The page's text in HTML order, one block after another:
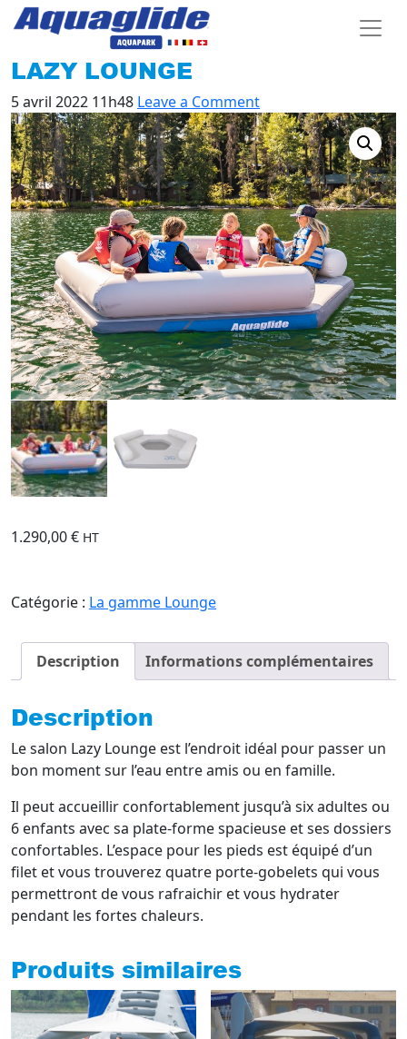
LAZY LOUNGE
5 avril 2022 11h48 Leave a Comment
1.290,00€ HT
Catégorie : La gamme Lounge
Description Informations complémentaires
Description
Le salon Lazy Lounge est l’endroit idéal pour passer un
bon moment sur l’eau entre amis ou en famille.
Il peut accueillir confortablement jusqu’à six adultes ou
6 enfants avec sa plate-forme spacieuse et ses dossiers
confortables. L’espace pour les pieds est équipé d’un
filet et vous trouverez quatre porte-gobelets qui vous
permettront de vous rafraichir et vous hydrater
pendant les fortes chaleurs.
Produits similaires